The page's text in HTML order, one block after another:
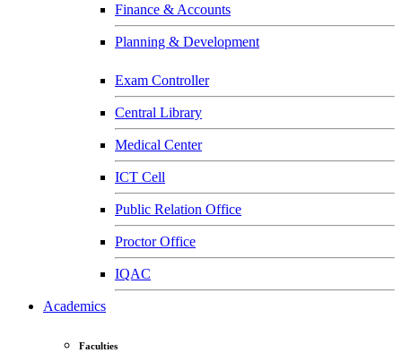
Finance & Accounts
Planning & Development
Exam Controller
Central Library
Medical Center
ICT Cell
Public Relation Office
Proctor Office
IQAC
Academics
Faculties